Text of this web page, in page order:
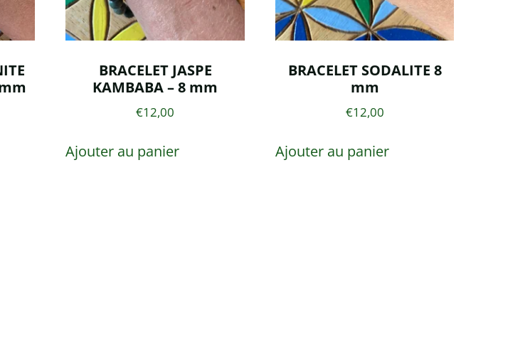
BRACELET JASPE
KAMBABA – 8 mm
€12,00
Ajouter au panier
BRACELET SODALITE 8
mm
€12,00
Ajouter au panier